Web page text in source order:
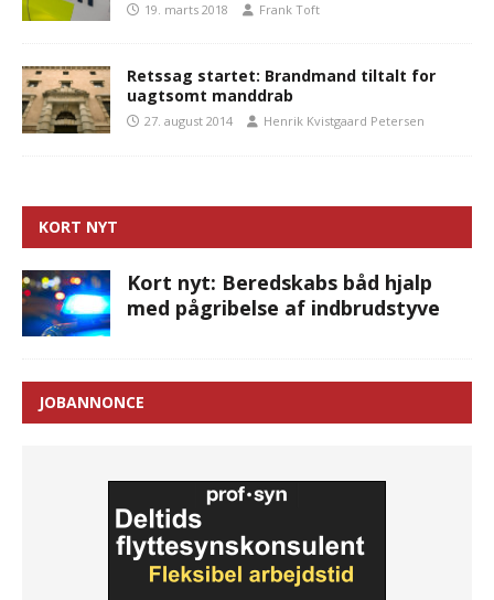
19. marts 2018 Frank Toft
Retssag startet: Brandmand tiltalt for
uagtsomt manddrab
27. august 2014 Henrik Kvistgaard Petersen
KORT NYT
Kort nyt: Beredskabs båd hjalp
med pågribelse af indbrudstyve
JOBANNONCE